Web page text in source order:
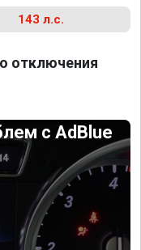
143 л.с.
отключения
с AdBlue